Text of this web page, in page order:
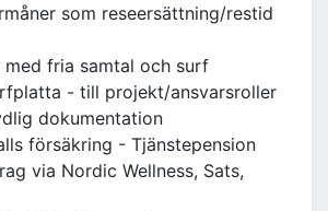
som reseersättning/restid
fria samtal och surf
- till projekt/ansvarsroller
dokumentation
försäkring - Tjänstepension
via Nordic Wellness, Sats,